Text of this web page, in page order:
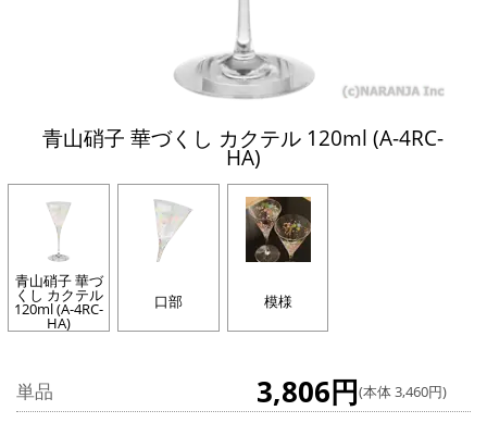
青山硝子 華づくし カクテル 120ml (A-4RC-
HA)
青山硝子 華づ
くし カクテル
120ml (A-4RC-
HA)
口部 模様
単品 3,806円(本体 3,460円)